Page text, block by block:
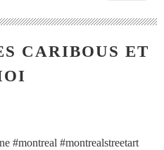
CARIBOUS ET
#montreal #montrealstreetart